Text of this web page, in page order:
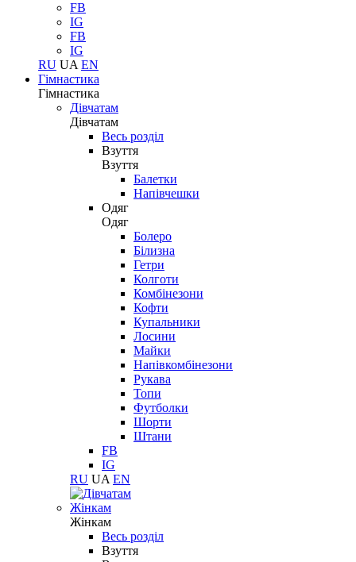
FB
IG
FB
IG
RU UA EN
Гімнастика
Гімнастика
Дівчатам
Дівчатам
Весь розділ
Взуття
Взуття
Балетки
Напівчешки
Одяг
Одяг
Болеро
Білизна
Гетри
Колготи
Комбінезони
Кофти
Купальники
Лосини
Майки
Напівкомбінезони
Рукава
Топи
Футболки
Шорти
Штани
FB
IG
RU UA EN
Жінкам
Жінкам
Весь розділ
Взуття